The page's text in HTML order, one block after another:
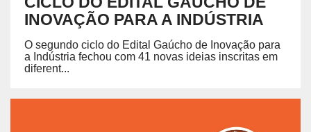
INOVAÇÃO PARA A INDÚSTRIA
O segundo ciclo do Edital Gaúcho de Inovação para
a Indústria fechou com 41 novas ideias inscritas em
diferent...